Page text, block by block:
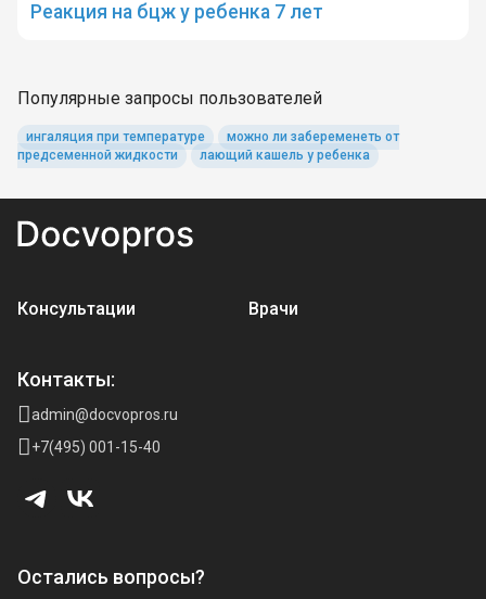
Реакция на бцж у ребенка 7 лет
Популярные запросы пользователей
ингаляция при температуре
можно ли забеременеть от
предсеменной жидкости
лающий кашель у ребенка
Консультации Врачи
Контакты:
admin@docvopros.ru
+7(495) 001-15-40
Остались вопросы?